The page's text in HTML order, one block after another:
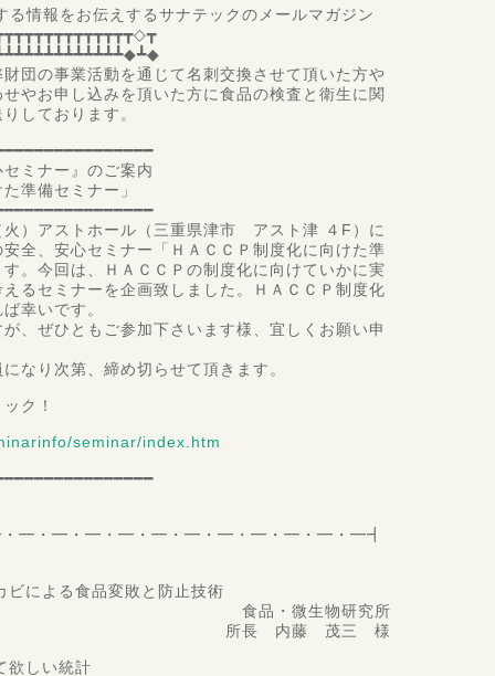
報をお伝えするサナテックのメールマガジン
団の事業活動を通じて名刺交換させて頂いた方や
やお申し込みを頂いた方に食品の検査と衛生に関
しております。
ミナー』のご案内
準備セミナー」
火）アストホール（三重県津市 アスト津 ４F）に
全、安心セミナー「ＨＡＣＣＰ制度化に向けた準
。今回は、ＨＡＣＣＰの制度化に向けていかに実
るセミナーを企画致しました。ＨＡＣＣＰ制度化
幸いです。
、ぜひともご参加下さいます様、宜しくお願い申
なり次第、締め切らせて頂きます。
ク！
seminar/index.htm
・━・━・━・━・━・━・━・━・━・━・━┫
による食品変敗と防止技術
生物研究所
藤 茂三 様
欲しい統計